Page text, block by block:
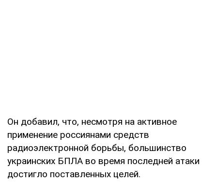
Он добавил, что, несмотря на активное
применение россиянами средств
радиоэлектронной борьбы, большинство
украинских БПЛА во время последней атаки
достигло поставленных целей.